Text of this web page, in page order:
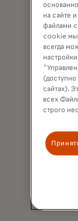
на сайте
файлами
cookie мы
всегда
сайтах).
всех
строго